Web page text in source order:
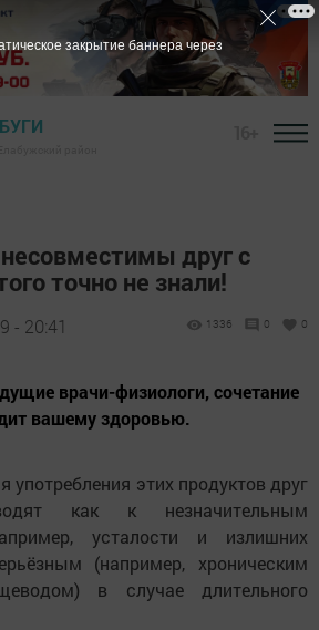
друг с
точно не знали!
- 20:41 1336 0 0
врачи-физиологи, сочетание
вашему здоровью.
употребления этих продуктов друг
как к незначительным
усталости и излишних
(например, хроническим
в случае длительного
закрытие баннера через